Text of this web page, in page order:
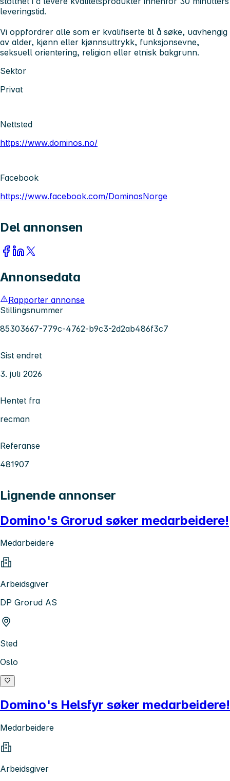
leveringstid.
Vi oppfordrer alle som er kvalifiserte til å søke, uavhengig
av alder, kjønn eller kjønnsuttrykk, funksjonsevne,
seksuell orientering, religion eller etnisk bakgrunn.
Sektor
Privat
Nettsted
https://www.dominos.no/
Facebook
https://www.facebook.com/DominosNorge
Del annonsen
Annonsedata
Rapporter annonse
Stillingsnummer
85303667-779c-4762-b9c3-2d2ab486f3c7
Sist endret
3. juli 2026
Hentet fra
recman
Referanse
481907
Lignende annonser
Domino's Grorud søker medarbeidere!
Medarbeidere
Arbeidsgiver
DP Grorud AS
Sted
Oslo
Domino's Helsfyr søker medarbeidere!
Medarbeidere
Arbeidsgiver